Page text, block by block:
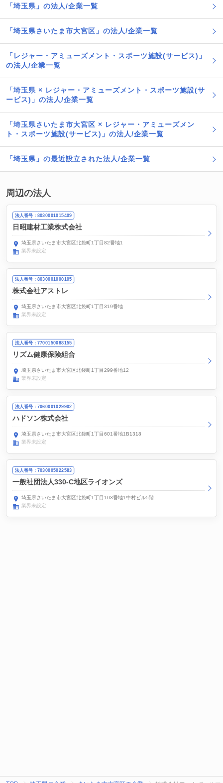
「埼玉県」の法人/企業一覧
「埼玉県さいたま市大宮区」の法人/企業一覧
「レジャー・アミューズメント・スポーツ施設(サービス)」
の法人/企業一覧
「埼玉県 × レジャー・アミューズメント・スポーツ施設(サ
ービス)」の法人/企業一覧
「埼玉県さいたま市大宮区 × レジャー・アミューズメン
ト・スポーツ施設(サービス)」の法人/企業一覧
「埼玉県」の最近設立された法人/企業一覧
周辺の法人
法人番号：8030001015409
日昭建材工業株式会社
埼玉県さいたま市大宮区北袋町1丁目82番地1
業界未設定
法人番号：8030001000105
株式会社アストレ
埼玉県さいたま市大宮区北袋町1丁目319番地
業界未設定
法人番号：7700150088155
リズム健康保険組合
埼玉県さいたま市大宮区北袋町1丁目299番地12
業界未設定
法人番号：7060001029902
ハドソン株式会社
埼玉県さいたま市大宮区北袋町1丁目601番地1B1318
業界未設定
法人番号：7030005022583
一般社団法人330-C地区ライオンズ
埼玉県さいたま市大宮区北袋町1丁目103番地1中村ビル5階
業界未設定